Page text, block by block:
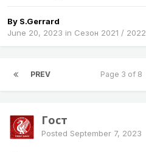
By S.Gerrard
June 20, 2023 in Сезон 2021 / 2022
PREV Page 3 of 8
Гост
Posted September 7, 2023